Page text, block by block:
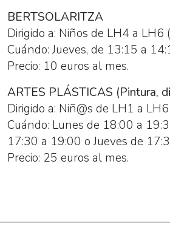
BERTSOLARITZA
Dirigido a: Niños de LH4 a LH6
Cuándo: Jueves, de 13:15 a
Precio: 10 euros al mes.
ARTES PLÁSTICAS (Pintura,
Dirigido a: Niñ@s de LH1 a
Cuándo: Lunes de 18:00 a
17:30 a 19:00 o Jueves de
Precio: 25 euros al mes.